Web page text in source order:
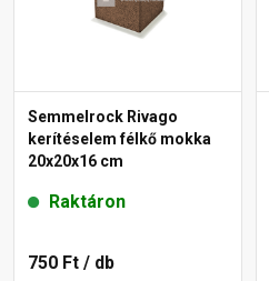
Semmelrock Rivago
kerítéselem félkő mokka
20x20x16 cm
Raktáron
750 Ft / db